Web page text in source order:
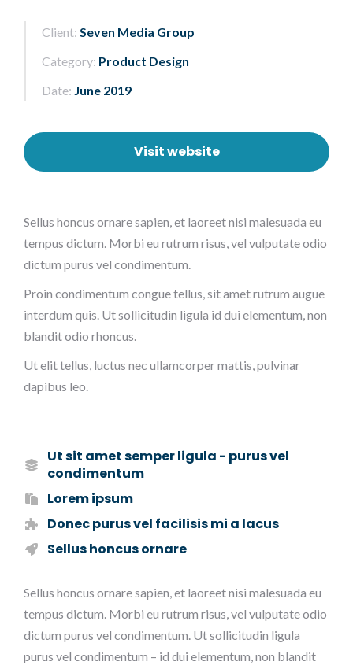
Client: Seven Media Group
Category: Product Design
Date: June 2019
Visit website
Sellus honcus ornare sapien, et laoreet nisi malesuada eu
tempus dictum. Morbi eu rutrum risus, vel vulputate odio
dictum purus vel condimentum.
Proin condimentum congue tellus, sit amet rutrum augue
interdum quis. Ut sollicitudin ligula id dui elementum, non
blandit odio rhoncus.
Ut elit tellus, luctus nec ullamcorper mattis, pulvinar
dapibus leo.
Ut sit amet semper ligula - purus vel
condimentum
Lorem ipsum
Donec purus vel facilisis mi a lacus
Sellus honcus ornare
Sellus honcus ornare sapien, et laoreet nisi malesuada eu
tempus dictum. Morbi eu rutrum risus, vel vulputate odio
dictum purus vel condimentum. Ut sollicitudin ligula
purus vel condimentum – id dui elementum, non blandit